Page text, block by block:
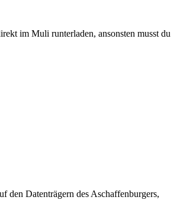
im Muli runterladen, ansonsten musst du
den Datenträgern des Aschaffenburgers,